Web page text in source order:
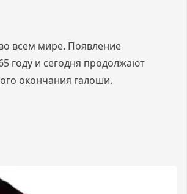
всем мире. Появление
году и сегодня продолжают
окончания галоши.